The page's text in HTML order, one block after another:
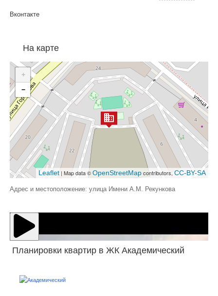
Вконтакте
На карте
+
−
Leaflet | Map data ©OpenStreetMapcontributors, CC-BY-SA
Адрес и местоположение: улица Имени А.М. Рекункова
Планировки квартир в ЖК Академический